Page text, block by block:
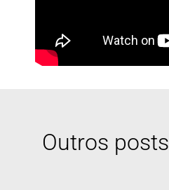
Outros posts